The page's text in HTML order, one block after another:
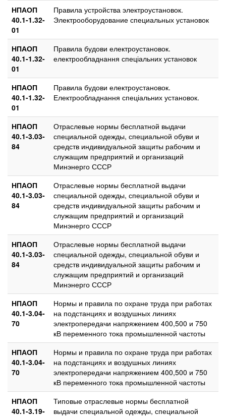
НПАОП
40.1-1.32-
01
Правила устройства электроустановок.
Электрооборудование специальных установок
НПАОП
40.1-1.32-
01
Правила будови електроустановок.
електрообладнання спеціальних установок
НПАОП
40.1-1.32-
01
Правила будови електроустановок.
Електрообладнання спеціальних установок.
НПАОП
40.1-3.03-
84
Отраслевые нормы бесплатной выдачи
специальной одежды, специальной обуви и
средств индивидуальной защиты рабочим и
служащим предприятий и организаций
Минэнерго СССР
НПАОП
40.1-3.03-
84
Отраслевые нормы бесплатной выдачи
специальной одежды, специальной обуви и
средств индивидуальной защиты рабочим и
служащим предприятий и организаций
Минэнерго СССР
НПАОП
40.1-3.03-
84
Отраслевые нормы бесплатной выдачи
специальной одежды, специальной обуви и
средств индивидуальной защиты рабочим и
служащим предприятий и организаций
Минэнерго СССР
НПАОП
40.1-3.04-
70
Нормы и правила по охране труда при работах
на подстанциях и воздушных линиях
электропередачи напряжением 400,500 и 750
кВ переменного тока промышленной частоты
НПАОП
40.1-3.04-
70
Нормы и правила по охране труда при работах
на подстанциях и воздушных линиях
электропередачи напряжением 400,500 и 750
кВ переменного тока промышленной частоты
НПАОП
40.1-3.19-
Типовые отраслевые нормы бесплатной
выдачи специальной одежды, специальной